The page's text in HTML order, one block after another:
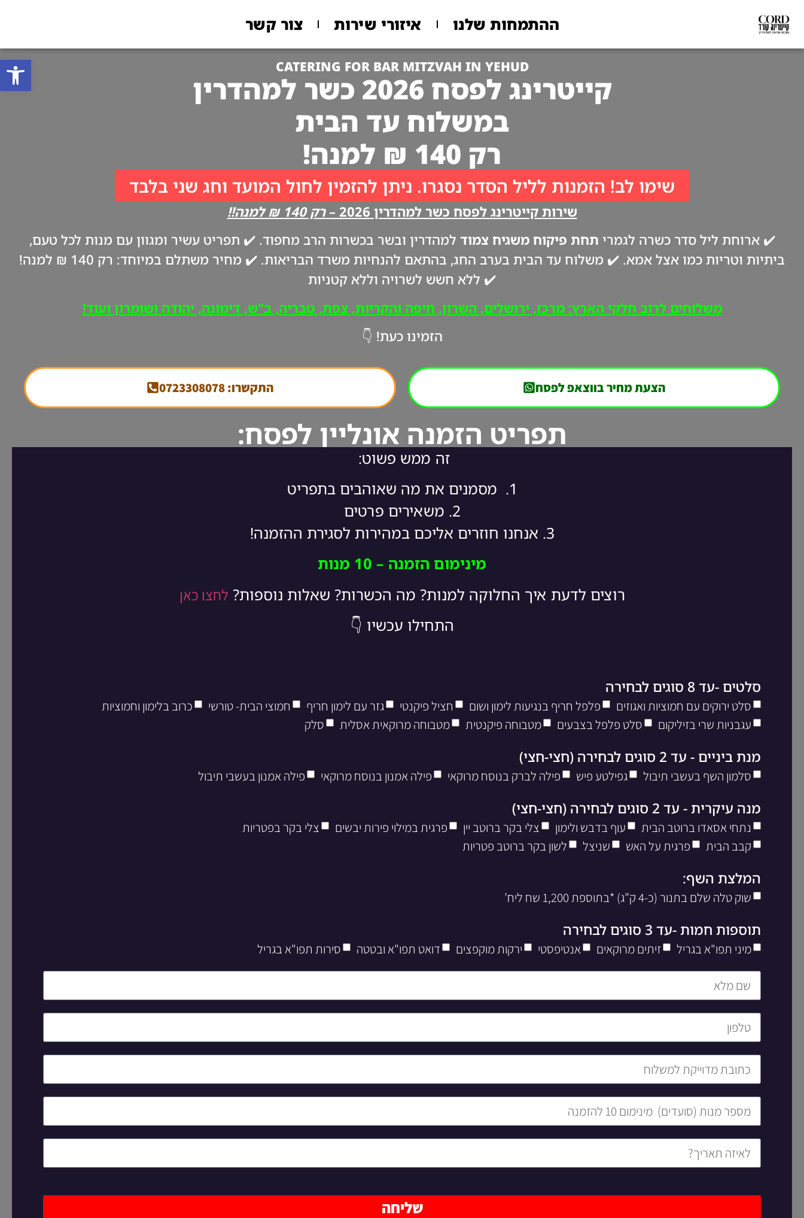
ההתמחות שלנו איזורי שירות צור קשר
CATERING FOR BAR MITZVAH IN YEHUD
קייטרינג לפסח 2026 כשר למהדרין
במשלוח עד הבית
רק 140 ₪ למנה!
שימו לב! הזמנות לליל הסדר נסגרו. ניתן להזמין לחול המועד וחג שני בלבד
שירות קייטרינג לפסח כשר למהדרין 2026 –
רק 140 ₪ למנה!!
✔️ ארוחת ליל סדר כשרה לגמרי תחת פיקוח משגיח צמוד למהדרין ובשר בכשרות הרב מחפוד. ✔️ תפריט עשיר ומגוון עם מנות לכל טעם,
ביתיות וטריות כמו אצל אמא. ✔️ משלוח עד הבית בערב החג, בהתאם להנחיות משרד הבריאות. ✔️ מחיר משתלם במיוחד: רק 140 ₪ למנה!
✔️ ללא חשש לשרויה וללא קטניות
משלוחים לרוב חלקי הארץ: מרכז, ירושלים, השרון, חיפה והקריות, צפת, טבריה, ב"ש, דימונה, יהודה ושומרון ועוד!
הזמינו כעת! 👇
הצעת מחיר בווצאפ לפסח התקשרו: 0723308078
תפריט הזמנה אונליין לפסח:
זה ממש פשוט:
1.
מסמנים את מה שאוהבים בתפריט
2. משאירים פרטים
3. אנחנו חוזרים אליכם במהירות לסגירת ההזמנה!
מינימום הזמנה – 10 מנות
רוצים לדעת איך החלוקה למנות? מה הכשרות? שאלות נוספות? לחצו כאן
התחילו עכשיו 👇
סלטים -עד 8 סוגים לבחירה
סלט ירוקים עם חמוציות ואגוזים פלפל חריף בנגיעות לימון ושום חציל פיקנטי גזר עם לימון חריף חמוצי הבית- טורשי
כרוב בלימון וחמוציות
עגבניות שרי בזיליקום
סלט פלפל בצבעים מטבוחה פיקנטית מטבוחה מרוקאית אסלית סלק
מנת ביניים - עד 2 סוגים לבחירה (חצי-חצי)
סלמון השף בעשבי תיבול גפילטע פיש פילה לברק בנוסח מרוקאי פילה אמנון בנוסח מרוקאי פילה אמנון בעשבי תיבול
מנה עיקרית - עד 2 סוגים לבחירה (חצי-חצי)
נתחי אסאדו ברוטב הבית עוף בדבש ולימון צלי בקר ברוטב יין פרגית במילוי פירות יבשים
צלי בקר בפטריות
קבב הבית
פרגית על האש שניצל לשון בקר ברוטב פטריות
המלצת השף:
שוק טלה שלם בתנור (כ-4 ק”ג) *בתוספת 1,200 שח ליח’
תוספות חמות -עד 3 סוגים לבחירה
מיני תפו"א בגריל זיתים מרוקאים אנטיפסטי ירקות מוקפצים דואט תפו"א ובטטה סירות תפו"א בגריל
שליחה
פתח